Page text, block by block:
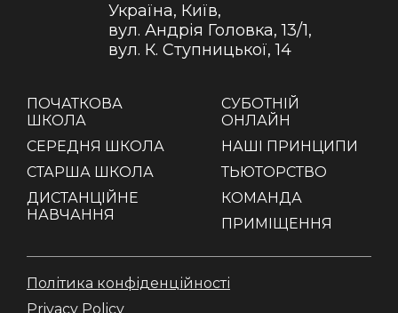
ПОЧАТКОВА
ШКОЛА
СЕРЕДНЯ ШКОЛА
СТАРША ШКОЛА
ДИСТАНЦІЙНЕ
НАВЧАННЯ
СУБОТНІЙ
ОНЛАЙН
НАШІ ПРИНЦИПИ
ТЬЮТОРСТВО
КОМАНДА
ПРИМІЩЕННЯ
Україна, Київ,
вул. Андрія Головка, 13/1,
вул. К. Ступницької, 14
Політика конфіденційності
Privacy Policy